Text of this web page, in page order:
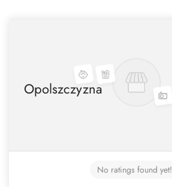
Opolszczyzna
No ratings found yet!